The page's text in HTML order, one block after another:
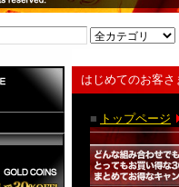
■ トップページ
はじめてのお客